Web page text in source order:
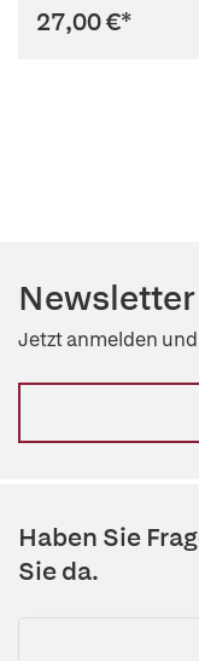
27,00 €*
Newsletter
Jetzt anmelden
Haben Sie
Sie da.